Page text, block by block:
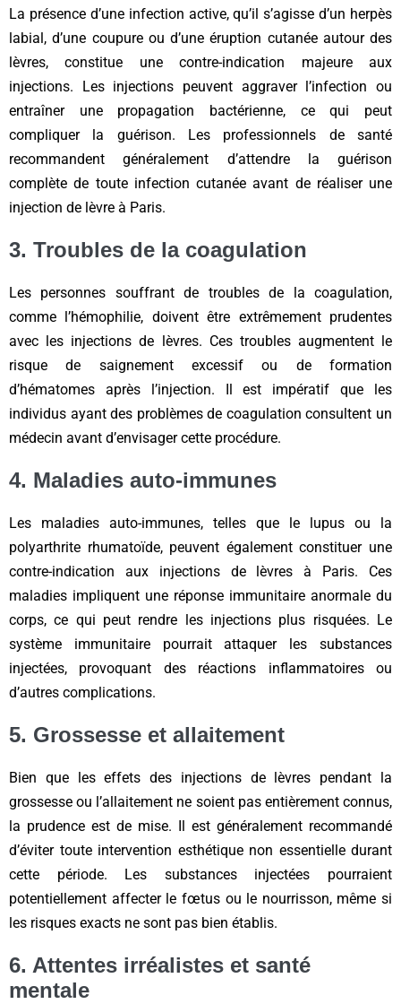
La présence d’une infection active, qu’il s’agisse d’un herpès
labial, d’une coupure ou d’une éruption cutanée autour des
lèvres, constitue une contre-indication majeure aux
injections. Les injections peuvent aggraver l’infection ou
entraîner une propagation bactérienne, ce qui peut
compliquer la guérison. Les professionnels de santé
recommandent généralement d’attendre la guérison
complète de toute infection cutanée avant de réaliser une
injection de lèvre à Paris.
3. Troubles de la coagulation
Les personnes souffrant de troubles de la coagulation,
comme l’hémophilie, doivent être extrêmement prudentes
avec les injections de lèvres. Ces troubles augmentent le
risque de saignement excessif ou de formation
d’hématomes après l’injection. Il est impératif que les
individus ayant des problèmes de coagulation consultent un
médecin avant d’envisager cette procédure.
4. Maladies auto-immunes
Les maladies auto-immunes, telles que le lupus ou la
polyarthrite rhumatoïde, peuvent également constituer une
contre-indication aux injections de lèvres à Paris. Ces
maladies impliquent une réponse immunitaire anormale du
corps, ce qui peut rendre les injections plus risquées. Le
système immunitaire pourrait attaquer les substances
injectées, provoquant des réactions inflammatoires ou
d’autres complications.
5. Grossesse et allaitement
Bien que les effets des injections de lèvres pendant la
grossesse ou l’allaitement ne soient pas entièrement connus,
la prudence est de mise. Il est généralement recommandé
d’éviter toute intervention esthétique non essentielle durant
cette période. Les substances injectées pourraient
potentiellement affecter le fœtus ou le nourrisson, même si
les risques exacts ne sont pas bien établis.
6. Attentes irréalistes et santé
mentale